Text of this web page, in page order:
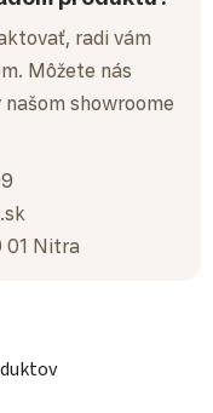
radi vám
Môžete nás
showroome
01 Nitra